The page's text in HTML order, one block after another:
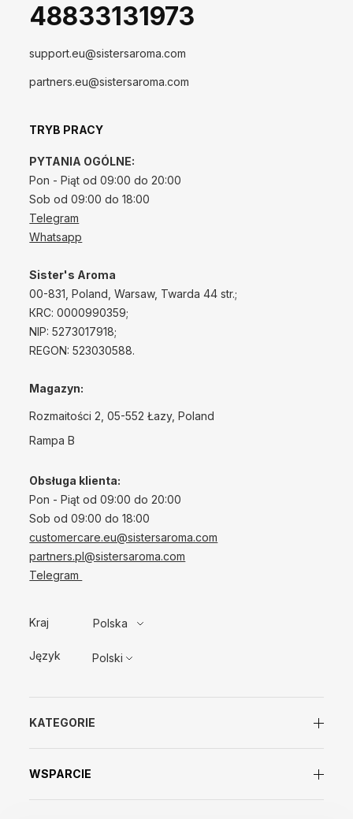
48833131973
support.eu@sistersaroma.com
partners.eu@sistersaroma.com
TRYB PRACY
PYTANIA OGÓLNE:
Pon - Piąt od 09:00 do 20:00
Sob od 09:00 do 18:00
Telegram
Whatsapp
Sister's Aroma
00-831, Poland, Warsaw, Twarda 44 str.;
КRС: 0000990359;
NIP: 5273017918;
REGON: 523030588.
Magazyn:
Rozmaitości 2, 05-552 Łazy, Poland
Rampa B
Obsługa klienta:
Pon - Piąt od 09:00 do 20:00
Sob od 09:00 do 18:00
customercare.eu@sistersaroma.com
partners.pl@sistersaroma.com
Telegram
KATEGORIE
WSPARCIE
Kraj Polska
Język Polski